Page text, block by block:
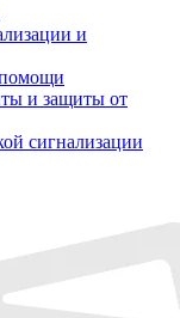
и
и защиты от
сигнализации